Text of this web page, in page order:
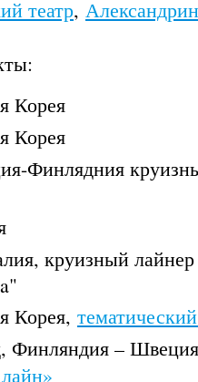
театр,
Корея
Корея
Финлядния
круизный
Корея,
Финляндия –